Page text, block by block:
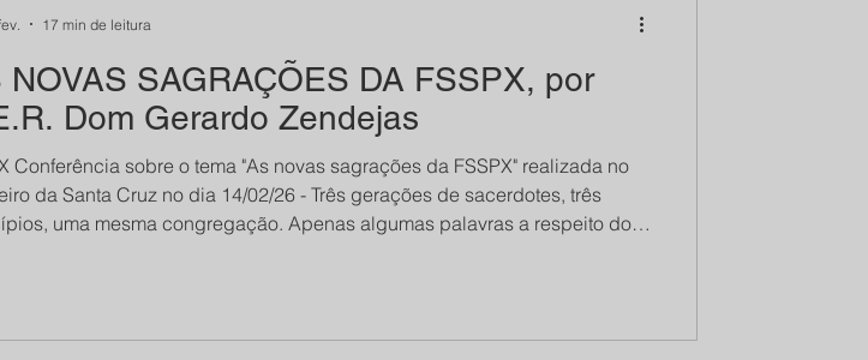
NOVAS SAGRAÇÕES DA FSSPX, por
Dom Gerardo Zendejas
Conferência sobre o tema "As novas sagrações da FSSPX" realizada no
da Santa Cruz no dia 14/02/26 - Três gerações de sacerdotes, três
uma mesma congregação. Apenas algumas palavras a respeito dos
foi que se estabelec
17 min de leitura